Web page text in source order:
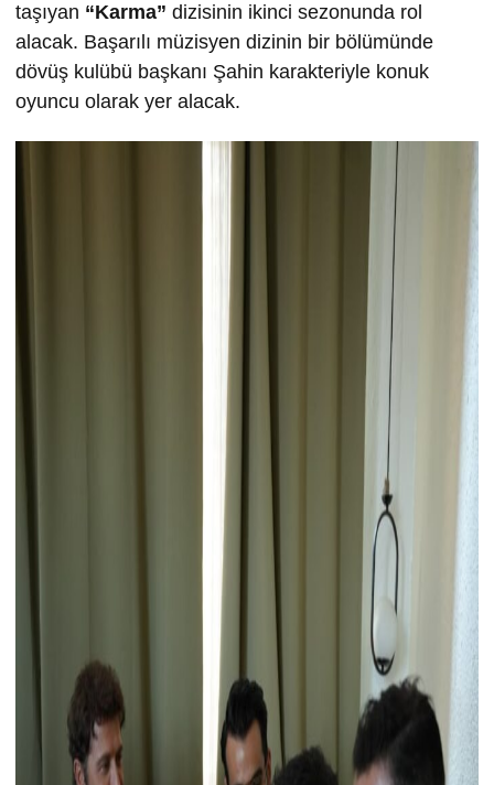
taşıyan “Karma” dizisinin ikinci sezonunda rol
alacak. Başarılı müzisyen dizinin bir bölümünde
dövüş kulübü başkanı Şahin karakteriyle konuk
oyuncu olarak yer alacak.